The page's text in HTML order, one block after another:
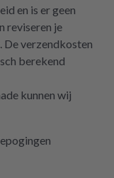
en is er geen
reviseren je
De verzendkosten
berekend
kunnen wij